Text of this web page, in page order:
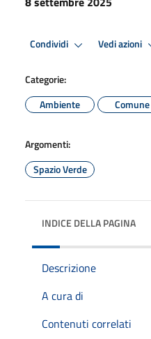
Condividi Vedi azioni
Categorie:
Ambiente
Comune
Argomenti:
Spazio Verde
INDICE DELLA PAGINA
Descrizione
A cura di
Contenuti correlati